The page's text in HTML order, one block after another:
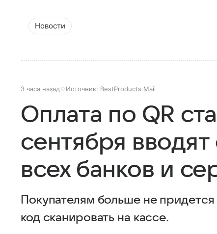
Новости
3 часа назад Источник: BestProducts Mail
Оплата по QR
сентября
всех банков и
Покупателям больше не
код сканировать на кассе.